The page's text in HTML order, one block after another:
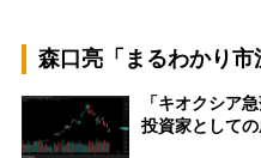
森口亮「まるわかり市
「キオクシア
投資家として